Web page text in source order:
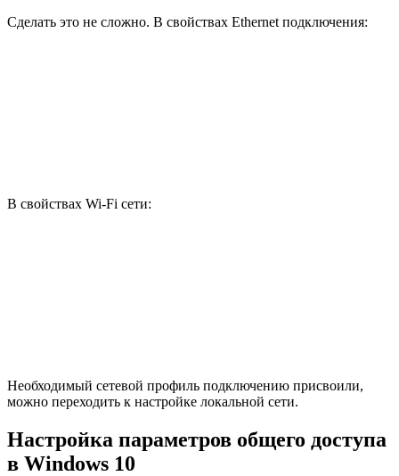
Сделать это не сложно. В свойствах Ethernet подключения:
В свойствах Wi-Fi сети:
Необходимый сетевой профиль подключению присвоили,
можно переходить к настройке локальной сети.
Настройка параметров общего доступа
в Windows 10